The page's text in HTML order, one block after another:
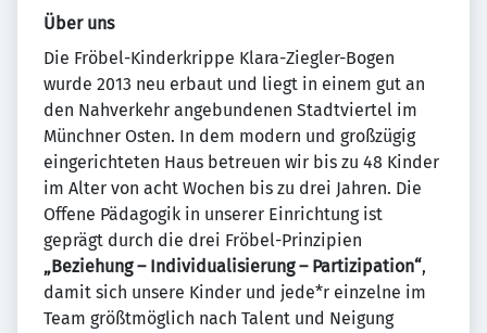
Über uns
Die Fröbel-Kinderkrippe Klara-Ziegler-Bogen
wurde 2013 neu erbaut und liegt in einem gut an
den Nahverkehr angebundenen Stadtviertel im
Münchner Osten. In dem modern und großzügig
eingerichteten Haus betreuen wir bis zu 48 Kinder
im Alter von acht Wochen bis zu drei Jahren. Die
Offene Pädagogik in unserer Einrichtung ist
geprägt durch die drei Fröbel-Prinzipien
„Beziehung – Individualisierung – Partizipation“,
damit sich unsere Kinder und jede*r einzelne im
Team größtmöglich nach Talent und Neigung